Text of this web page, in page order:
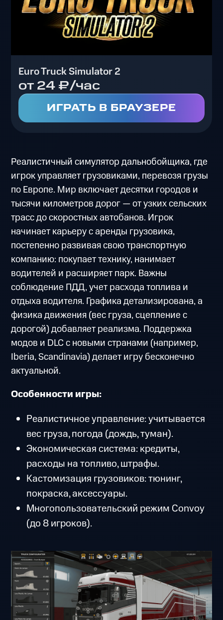
Euro Truck Simulator 2
от 24 ₽/час
ИГРАТЬ В БРАУЗЕРЕ
Реалистичный симулятор дальнобойщика, где
игрок управляет грузовиками, перевозя грузы
по Европе. Мир включает десятки городов и
тысячи километров дорог — от узких сельских
трасс до скоростных автобанов. Игрок
начинает карьеру с аренды грузовика,
постепенно развивая свою транспортную
компанию: покупает технику, нанимает
водителей и расширяет парк. Важны
соблюдение ПДД, учет расхода топлива и
отдыха водителя. Графика детализирована, а
физика движения (вес груза, сцепление с
дорогой) добавляет реализма. Поддержка
модов и DLC с новыми странами (например,
Iberia, Scandinavia) делает игру бесконечно
актуальной.
Особенности игры:
Реалистичное управление: учитывается
вес груза, погода (дождь, туман).
Экономическая система: кредиты,
расходы на топливо, штрафы.
Кастомизация грузовиков: тюнинг,
покраска, аксессуары.
Многопользовательский режим Convoy
(до 8 игроков).